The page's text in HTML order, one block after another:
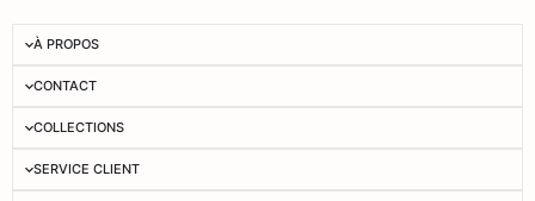
À PROPOS
CONTACT
COLLECTIONS
SERVICE CLIENT